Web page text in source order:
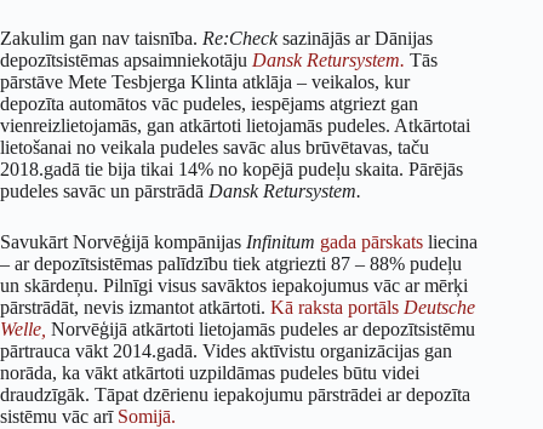
Zakulim gan nav taisnība. Re:Checksazinājās ar Dānijas
depozītsistēmas apsaimniekotāju Dansk Retursystem. Tās
pārstāve Mete Tesbjerga Klinta atklāja – veikalos, kur
depozīta automātos vāc pudeles, iespējams atgriezt gan
vienreizlietojamās, gan atkārtoti lietojamās pudeles. Atkārtotai
lietošanai no veikala pudeles savāc alus brūvētavas, taču
2018.gadā tie bija tikai 14% no kopējā pudeļu skaita. Pārējās
pudeles savāc un pārstrādā Dansk Retursystem.
Savukārt Norvēģijā kompānijas Infinitum gada pārskats liecina
– ar depozītsistēmas palīdzību tiek atgriezti 87 – 88% pudeļu
un skārdeņu. Pilnīgi visus savāktos iepakojumus vāc ar mērķi
pārstrādāt, nevis izmantot atkārtoti. Kā raksta portāls Deutsche
Welle, Norvēģijā atkārtoti lietojamās pudeles ar depozītsistēmu
pārtrauca vākt 2014.gadā. Vides aktīvistu organizācijas gan
norāda, ka vākt atkārtoti uzpildāmas pudeles būtu videi
draudzīgāk. Tāpat dzērienu iepakojumu pārstrādei ar depozīta
sistēmu vāc arī Somijā.